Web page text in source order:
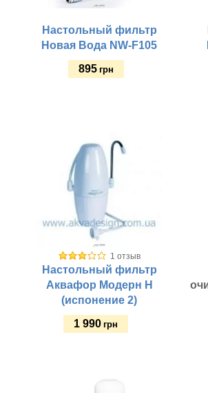
Кол-во этапов очистки:
Гарантия, мес:
Цвет:
Настольный фильтр
Новая Вода NW-F105
895 грн
1 отзыв
Настольный фильтр
Аквафор Модерн H
(испонение 2)
1 990 грн